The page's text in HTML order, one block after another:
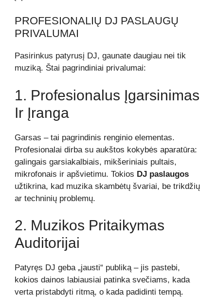
PROFESIONALIŲ DJ PASLAUGŲ
PRIVALUMAI
Pasirinkus patyrusį DJ, gaunate daugiau nei tik
muziką. Štai pagrindiniai privalumai:
1. Profesionalus Įgarsinimas
Ir Įranga
Garsas – tai pagrindinis renginio elementas.
Profesionalai dirba su aukštos kokybės aparatūra:
galingais garsiakalbiais, mikšeriniais pultais,
mikrofonais ir apšvietimu. Tokios DJ paslaugos
užtikrina, kad muzika skambėtų švariai, be trikdžių
ar techninių problemų.
2. Muzikos Pritaikymas
Auditorijai
Patyręs DJ geba „jausti“ publiką – jis pastebi,
kokios dainos labiausiai patinka svečiams, kada
verta pristabdyti ritmą, o kada padidinti tempą.